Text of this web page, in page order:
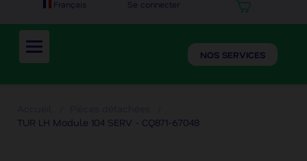
Français Se connecter
NOS SERVICES
TUR LH Module 104 SERV - CQ871-67048